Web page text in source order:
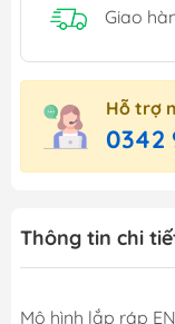
Giao
Hỗ trợ
0342
Thông tin chi
Mô hình lắp ráp